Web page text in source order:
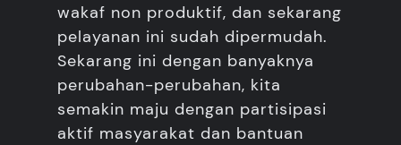
wakaf non produktif, dan sekarang
pelayanan ini sudah dipermudah.
Sekarang ini dengan banyaknya
perubahan-perubahan, kita
semakin maju dengan partisipasi
aktif masyarakat dan bantuan